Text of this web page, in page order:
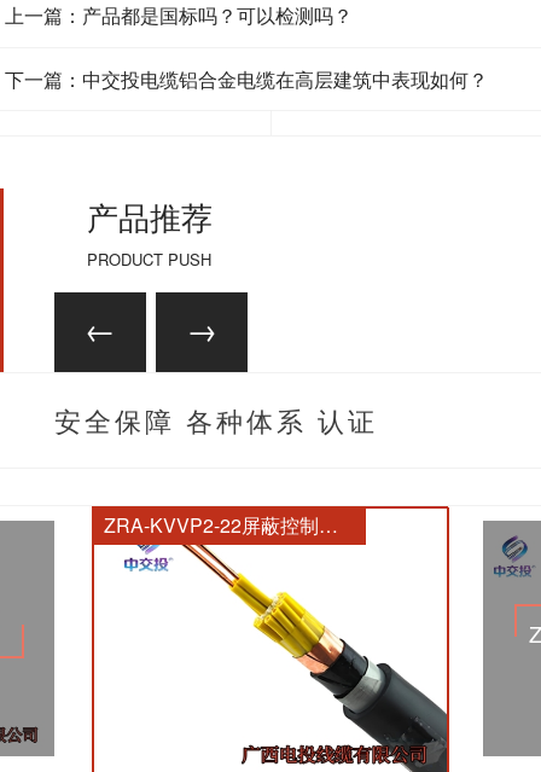
上一篇：产品都是国标吗？可以检测吗？
下一篇：中交投电缆铝合金电缆在高层建筑中表现如何？
产品推荐
PRODUCT PUSH
安全保障 各种体系 认证
ZRA-KVVP2-22屏蔽控制电缆